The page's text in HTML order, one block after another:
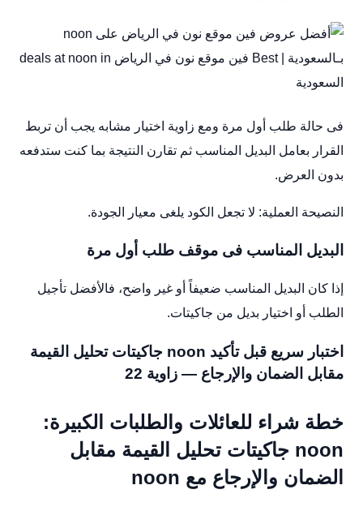
فى حالة طلب أول مرة ومع زاوية اختيار مشابه يجب أن تربط
القرار بعامل البديل المناسب ثم تقارن النتيجة بما كنت ستدفعه
بدون العرض.
النصيحة العملية: لا تجعل الكود يلغى معيار الجودة.
البديل المناسب فى موقف طلب أول مرة
إذا كان البديل المناسب ضعيفاً أو غير واضح، فالأفضل تأجيل
الطلب أو اختيار بديل من جاكيتات.
اختبار سريع قبل تأكيد noon جاكيتات تحليل القيمة
مقابل الضمان والإرجاع — زاوية 22
خطة شراء للعائلات والطلبات الكبيرة:
noon جاكيتات تحليل القيمة مقابل
الضمان والإرجاع مع noon